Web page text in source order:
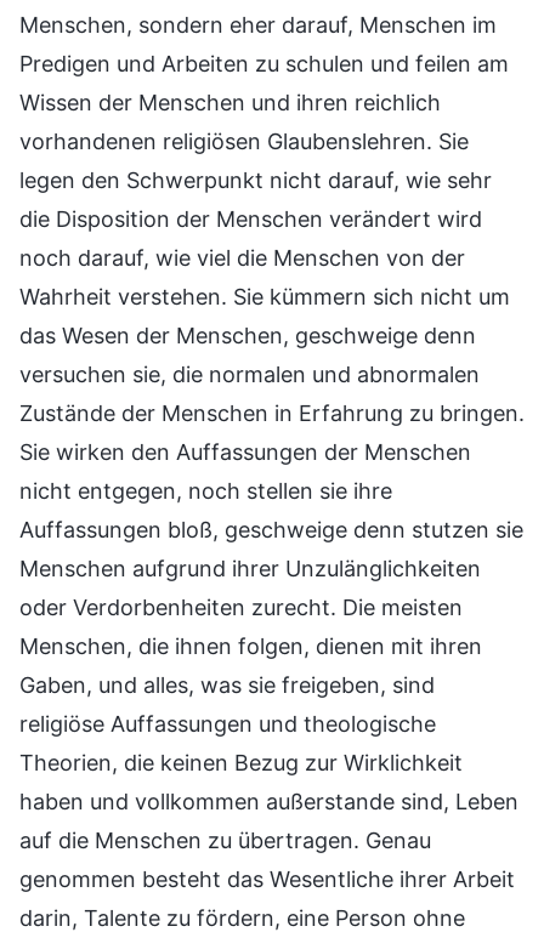
Menschen, sondern eher darauf, Menschen im
Predigen und Arbeiten zu schulen und feilen am
Wissen der Menschen und ihren reichlich
vorhandenen religiösen Glaubenslehren. Sie
legen den Schwerpunkt nicht darauf, wie sehr
die Disposition der Menschen verändert wird
noch darauf, wie viel die Menschen von der
Wahrheit verstehen. Sie kümmern sich nicht um
das Wesen der Menschen, geschweige denn
versuchen sie, die normalen und abnormalen
Zustände der Menschen in Erfahrung zu bringen.
Sie wirken den Auffassungen der Menschen
nicht entgegen, noch stellen sie ihre
Auffassungen bloß, geschweige denn stutzen sie
Menschen aufgrund ihrer Unzulänglichkeiten
oder Verdorbenheiten zurecht. Die meisten
Menschen, die ihnen folgen, dienen mit ihren
Gaben, und alles, was sie freigeben, sind
religiöse Auffassungen und theologische
Theorien, die keinen Bezug zur Wirklichkeit
haben und vollkommen außerstande sind, Leben
auf die Menschen zu übertragen. Genau
genommen besteht das Wesentliche ihrer Arbeit
darin, Talente zu fördern, eine Person ohne